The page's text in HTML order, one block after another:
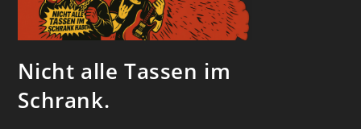
Nicht alle Tassen im
Schrank.